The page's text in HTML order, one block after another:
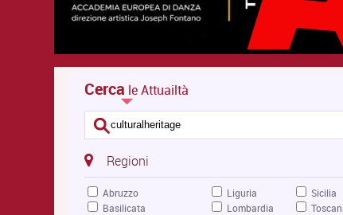
Cerca le Attuailtà
Regioni
Abruzzo
Basilicata
Liguria
Lombardia
Sicilia